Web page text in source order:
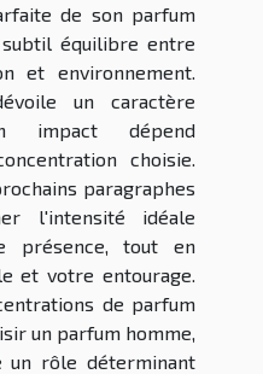
de son parfum
équilibre entre
et environnement.
un caractère
impact dépend
choisie.
paragraphes
l'intensité idéale
présence, tout en
et votre entourage.
de parfum
un parfum homme,
un rôle déterminant